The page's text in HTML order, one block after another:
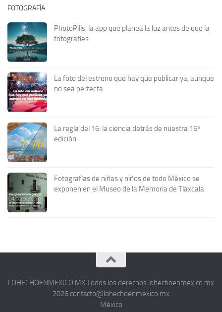
FOTOGRAFÍA
PhotoPills: la app que planea la luz antes de que la
fotografíes
La foto del estreno que hay que publicar ya, aunque
no sea perfecta
La regla del 16: la ciencia detrás de nuestra 16ª
edición
Fotografías de niñas y niños de todo México se
exponen en el Museo de la Memoria de Tlaxcala
LOHECHOENMEXICO.MX Todos los derechos lohechoenmexico.mx
2026 contacto@lohechoenmexico.mx
México